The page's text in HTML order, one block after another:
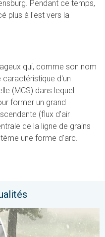
Pendant ce temps,
plus à l'est vers la
qui, comme son nom
caractéristique d'un
(MCS) dans lequel
former un grand
(flux d'air
de la ligne de grains
une forme d'arc.
Fortes intempéries.